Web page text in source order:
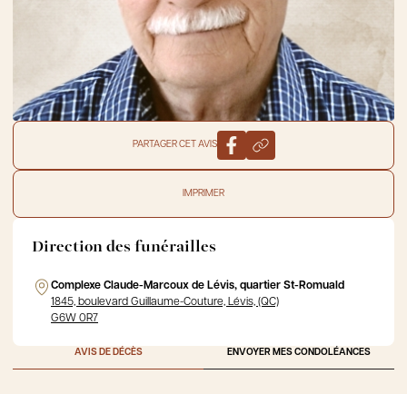
PARTAGER CET AVIS
IMPRIMER
Direction des funérailles
Complexe Claude-Marcoux de Lévis, quartier St-Romuald
1845, boulevard Guillaume-Couture, Lévis, (QC)
G6W 0R7
AVIS DE DÉCÈS ENVOYER MES CONDOLÉANCES